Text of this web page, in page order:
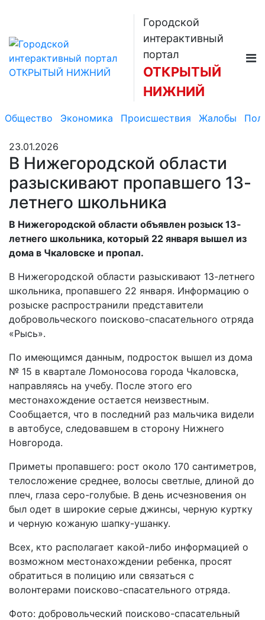
Городской
интерактивный
портал
ОТКРЫТЫЙ
НИЖНИЙ
Общество Экономика Происшествия Жалобы
23.01.2026
В Нижегородской области
разыскивают пропавшего 13-
летнего школьника
В Нижегородской области объявлен розыск 13-
летнего школьника, который 22 января вышел из
дома в Чкаловске и пропал.
В Нижегородской области разыскивают 13-летнего
школьника, пропавшего 22 января. Информацию о
розыске распространили представители
добровольческого поисково-спасательного отряда
«Рысь».
По имеющимся данным, подросток вышел из дома
№ 15 в квартале Ломоносова города Чкаловска,
направляясь на учебу. После этого его
местонахождение остается неизвестным.
Сообщается, что в последний раз мальчика видели
в автобусе, следовавшем в сторону Нижнего
Новгорода.
Приметы пропавшего: рост около 170 сантиметров,
телосложение среднее, волосы светлые, длиной до
плеч, глаза серо-голубые. В день исчезновения он
был одет в широкие серые джинсы, черную куртку
и черную кожаную шапку-ушанку.
Всех, кто располагает какой-либо информацией о
возможном местонахождении ребенка, просят
обратиться в полицию или связаться с
волонтерами поисково-спасательного отряда.
Фото: добровольческий поисково-спасательный